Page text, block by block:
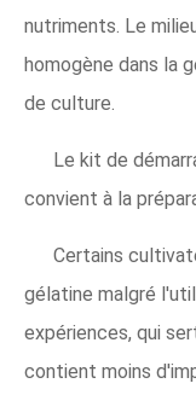
nutriments. Le
homogène dans la
de culture.
Le kit de
convient à la
Certains
gélatine malgré
expériences, qui
contient moins